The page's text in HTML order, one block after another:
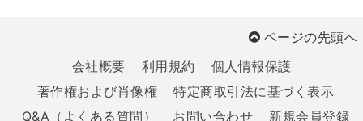
ページの先頭へ
会社概要
利用規約
個人情報保護
著作権および肖像権
特定商取引法に基づく表示
Q&A（よくある質問）
お問い合わせ 新規会員登録